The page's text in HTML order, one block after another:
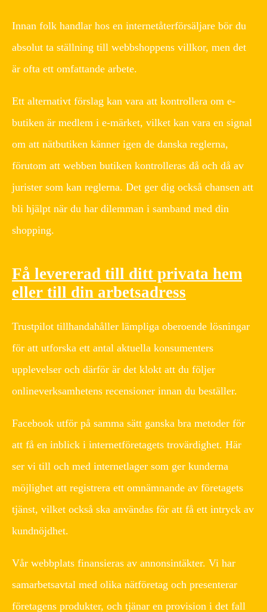
Innan folk handlar hos en internetåterförsäljare bör du
absolut ta ställning till webbshoppens villkor, men det
är ofta ett omfattande arbete.
Ett alternativt förslag kan vara att kontrollera om e-
butiken är medlem i e-märket, vilket kan vara en signal
om att nätbutiken känner igen de danska reglerna,
förutom att webben butiken kontrolleras då och då av
jurister som kan reglerna. Det ger dig också chansen att
bli hjälpt när du har dilemman i samband med din
shopping.
Få levererad till ditt privata hem
eller till din arbetsadress
Trustpilot tillhandahåller lämpliga oberoende lösningar
för att utforska ett antal aktuella konsumenters
upplevelser och därför är det klokt att du följer
onlineverksamhetens recensioner innan du beställer.
Facebook utför på samma sätt ganska bra metoder för
att få en inblick i internetföretagets trovärdighet. Här
ser vi till och med internetlager som ger kunderna
möjlighet att registrera ett omnämnande av företagets
tjänst, vilket också ska användas för att få ett intryck av
kundnöjdhet.
Vår webbplats finansieras av annonsintäkter. Vi har
samarbetsavtal med olika nätföretag och presenterar
företagens produkter, och tjänar en provision i det fall